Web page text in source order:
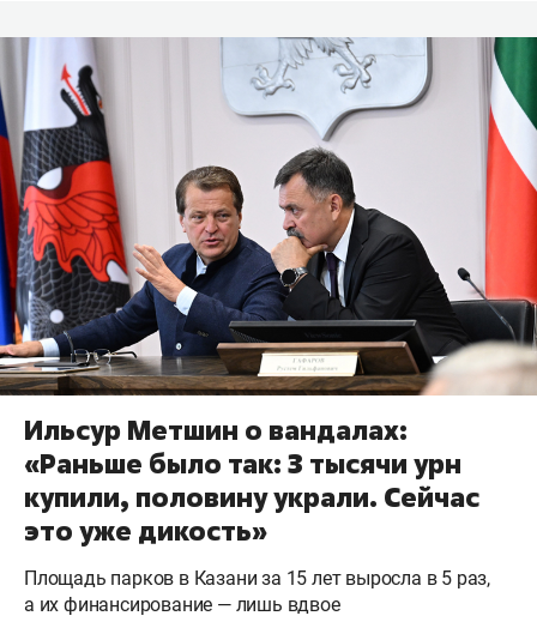
Ильсур Метшин о вандалах:
«Раньше было так: 3 тысячи урн
купили, половину украли. Сейчас
это уже дикость»
Площадь парков в Казани за 15 лет выросла в 5 раз,
а их финансирование — лишь вдвое